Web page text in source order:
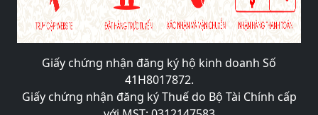
Giấy chứng nhận đăng ký hộ kinh doanh Số
41H8017872.
Giấy chứng nhận đăng ký Thuế do Bộ Tài Chính cấp